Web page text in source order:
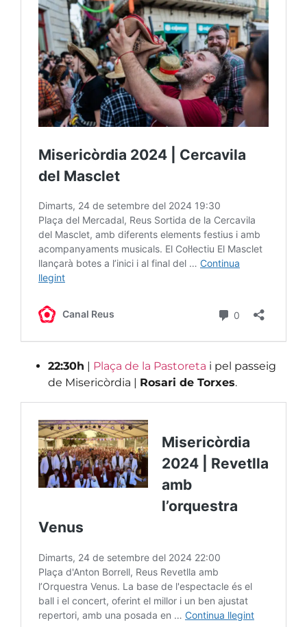
22:30h | Plaça de la Pastoreta i pel passeig
de Misericòrdia | Rosari de Torxes.